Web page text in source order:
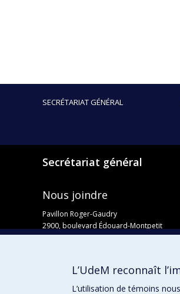
SECRÉTARIAT GÉNÉRAL
Secrétariat général
Nous joindre
Pavillon Roger-Gaudry
2900, boulevard Édouard-Montpetit
Bureau Y-100-1
Admission
L’UdeM reconnaît
L’utilisation de témoins